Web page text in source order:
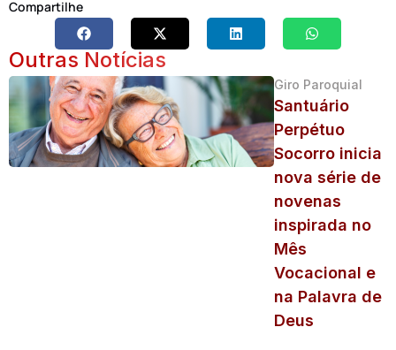
Compartilhe
Outras Notícias
Giro Paroquial
Santuário
Perpétuo
Socorro inicia
nova série de
novenas
inspirada no
Mês
Vocacional e
na Palavra de
Deus